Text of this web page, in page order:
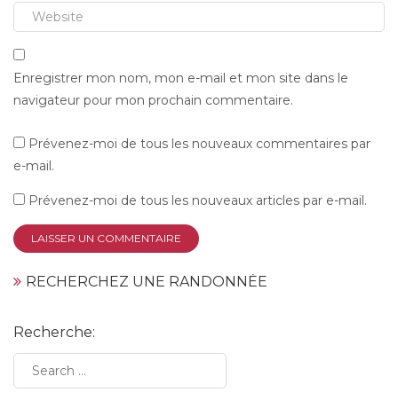
Enregistrer mon nom, mon e-mail et mon site dans le
navigateur pour mon prochain commentaire.
Prévenez-moi de tous les nouveaux commentaires par
e-mail.
Prévenez-moi de tous les nouveaux articles par e-mail.
RECHERCHEZ UNE RANDONNÉE
Recherche: